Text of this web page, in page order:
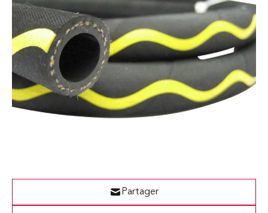
Tuyau d'eau haute pression de première
qualité, avec d'excellentes propriétés. Pour
une utilisation dans l'industrie,
l'horticulture, les terrains de sport,
l'utilisation chimique et commerciale, etc.
Partager